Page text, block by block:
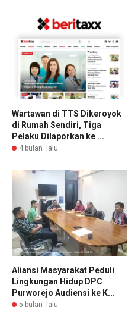
Wartawan di TTS Dikeroyok
di Rumah Sendiri, Tiga
Pelaku Dilaporkan ke ...
4 bulan lalu
Aliansi Masyarakat Peduli
Lingkungan Hidup DPC
Purworejo Audiensi ke K...
5 bulan lalu